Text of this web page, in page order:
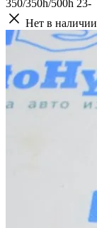
350/350h/500h 23-
Нет в наличии